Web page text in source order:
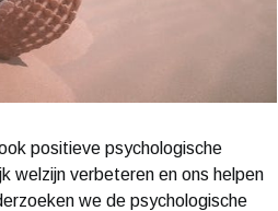
positieve psychologische
welzijn verbeteren en ons helpen
we de psychologische